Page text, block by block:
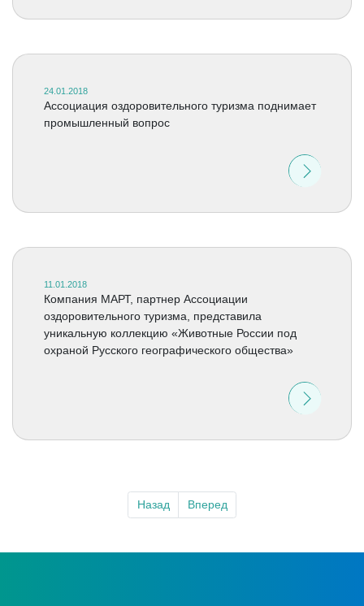
24.01.2018
Ассоциация оздоровительного туризма поднимает
промышленный вопрос
11.01.2018
Компания МАРТ, партнер Ассоциации
оздоровительного туризма, представила
уникальную коллекцию «Животные России под
охраной Русского географического общества»
Назад Вперед